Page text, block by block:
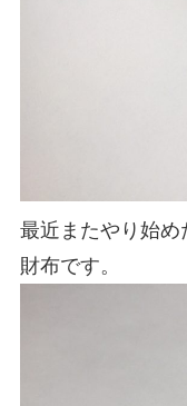
最近またやり始め
財布です。